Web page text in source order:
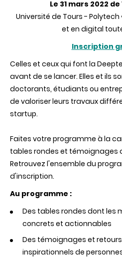
Le 31 mars 2022
Université de Tours - Polytech
et en digital
Inscription
Celles et ceux qui font la
avant de se lancer. Elles et ils
doctorants, étudiants ou
de valoriser leurs travaux
startup.
Faites votre programme à la
tables rondes et témoignages
Retrouvez l'ensemble du
d'inscription.
Au programme :
Des tables rondes dont les
concrets et actionnables
Des témoignages et retours
inspirationnels de